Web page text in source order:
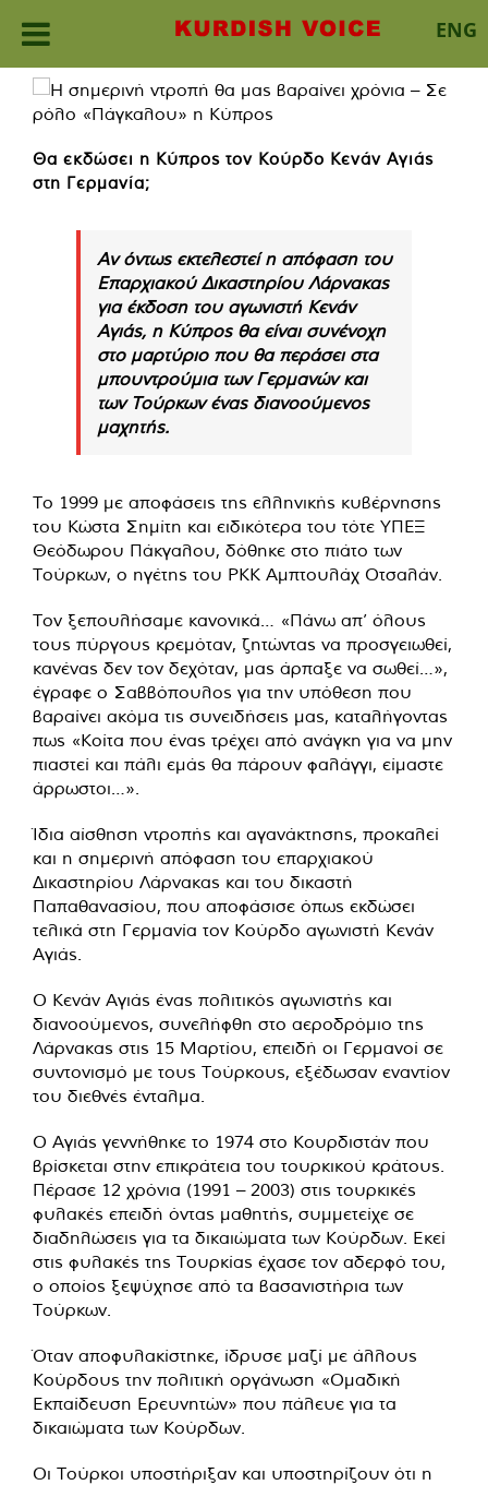
ENG
Skip
content
Θα εκδώσει η Κύπρος τον Κούρδο Κενάν Αγιάς
στη Γερμανία;
Αν όντως εκτελεστεί η απόφαση του
Επαρχιακού Δικαστηρίου Λάρνακας
για έκδοση του αγωνιστή Κενάν
Αγιάς, η Κύπρος θα είναι συνένοχη
στο μαρτύριο που θα περάσει στα
μπουντρούμια των Γερμανών και
των Τούρκων ένας διανοούμενος
μαχητής.
Το 1999 με αποφάσεις της ελληνικής κυβέρνησης
του Κώστα Σημίτη και ειδικότερα του τότε ΥΠΕΞ
Θεόδωρου Πάκγαλου, δόθηκε στο πιάτο των
Τούρκων, ο ηγέτης του ΡΚΚ Αμπτουλάχ Οτσαλάν.
Τον ξεπουλήσαμε κανονικά… «Πάνω απ’ όλους
τους πύργους κρεμόταν, ζητώντας να προσγειωθεί,
κανένας δεν τον δεχόταν, μας άρπαξε να σωθεί…»,
έγραφε ο Σαββόπουλος για την υπόθεση που
βαραίνει ακόμα τις συνειδήσεις μας, καταλήγοντας
πως «Κοίτα που ένας τρέχει από ανάγκη για να μην
πιαστεί και πάλι εμάς θα πάρουν φαλάγγι, είμαστε
άρρωστοι…».
Ίδια αίσθηση ντροπής και αγανάκτησης, προκαλεί
και η σημερινή απόφαση του επαρχιακού
Δικαστηρίου Λάρνακας και του δικαστή
Παπαθανασίου, που αποφάσισε όπως εκδώσει
τελικά στη Γερμανία τον Κούρδο αγωνιστή Κενάν
Αγιάς.
Ο Κενάν Αγιάς ένας πολιτικός αγωνιστής και
διανοούμενος, συνελήφθη στο αεροδρόμιο της
Λάρνακας στις 15 Μαρτίου, επειδή οι Γερμανοί σε
συντονισμό με τους Τούρκους, εξέδωσαν εναντίον
του διεθνές ένταλμα.
O Αγιάς γεννήθηκε το 1974 στο Κουρδιστάν που
βρίσκεται στην επικράτεια του τουρκικού κράτους.
Πέρασε 12 χρόνια (1991 – 2003) στις τουρκικές
φυλακές επειδή όντας μαθητής, συμμετείχε σε
διαδηλώσεις για τα δικαιώματα των Κούρδων. Εκεί
στις φυλακές της Τουρκίας έχασε τον αδερφό του,
ο οποίος ξεψύχησε από τα βασανιστήρια των
Τούρκων.
Όταν αποφυλακίστηκε, ίδρυσε μαζί με άλλους
Κούρδους την πολιτική οργάνωση «Ομαδική
Εκπαίδευση Ερευνητών» που πάλευε για τα
δικαιώματα των Κούρδων.
Οι Τούρκοι υποστήριξαν και υποστηρίζουν ότι η